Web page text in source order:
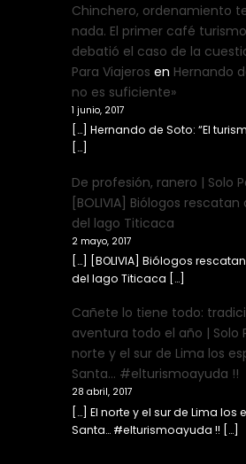
Chinchero, ordenamiento
nada. El primer café turismo
debatió el caso de la
Para Viajeros en Hernando
no es suficiente»
1 junio, 2017
[…] Hernando de Soto: “El
[…]
De profesión, ranero | Solo
[BOLIVIA] Biólogos
del lago Titicaca
2 mayo, 2017
[…] [BOLIVIA] Biólogos
del lago Titicaca […]
Cañete lo tiene todo:
aventura todo el año | Solo
norte y el sur de Lima los
Santa… #elturismoayuda !!
28 abril, 2017
[…] El norte y el sur de Lima
Santa… #elturismoayuda !! […]